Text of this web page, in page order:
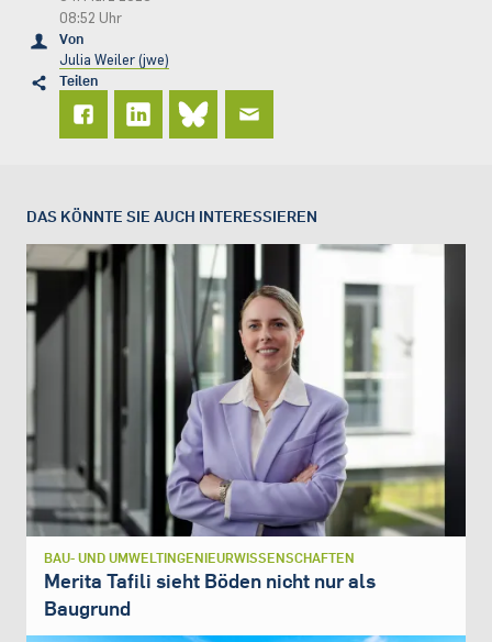
08:52 Uhr
Von
Julia Weiler (jwe)
Teilen
DAS KÖNNTE SIE AUCH INTERESSIEREN
BAU- UND UMWELTINGENIEURWISSENSCHAFTEN
Merita Tafili sieht Böden nicht nur als
Baugrund